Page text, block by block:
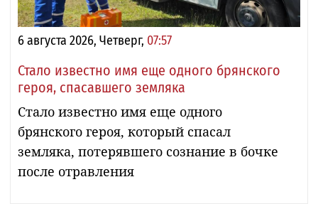
6 августа 2026, Четверг, 07:57
Стало известно имя еще одного брянского
героя, спасавшего земляка
Стало известно имя еще одного
брянского героя, который спасал
земляка, потерявшего сознание в бочке
после отравления